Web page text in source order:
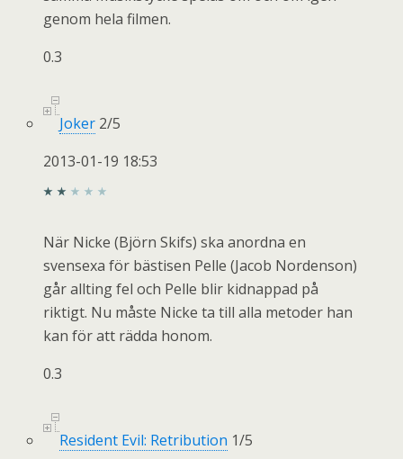
genom hela filmen.
0.3
Joker 2/5
2013-01-19 18:53
När Nicke (Björn Skifs) ska anordna en
svensexa för bästisen Pelle (Jacob Nordenson)
går allting fel och Pelle blir kidnappad på
riktigt. Nu måste Nicke ta till alla metoder han
kan för att rädda honom.
0.3
Resident Evil: Retribution 1/5